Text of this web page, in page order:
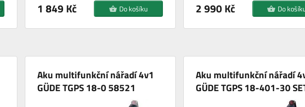
1 849 Kč Do košíku 2 990 Kč Do
Aku multifunkční nářadí 4v1
GÜDE TGPS 18-0 58521
Aku multifunkční nářadí
GÜDE TGPS 18-401-30